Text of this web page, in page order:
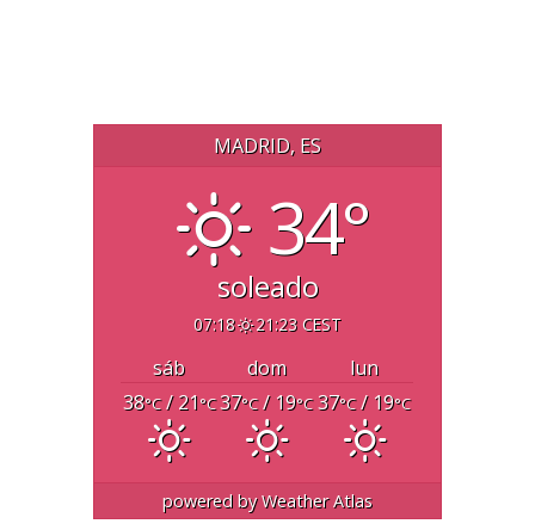
MADRID, ES
34°
soleado
07:18 21:23 CEST
sáb dom
lun
38°C/ 21°C37°C/ 19°C 37°C/ 19°C
powered byWeather Atlas